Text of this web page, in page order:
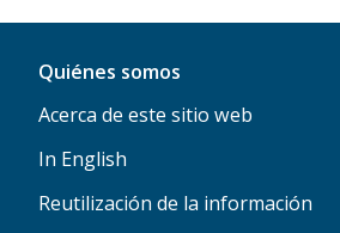
Quiénes somos
Acerca de este sitio web
In English
Reutilización de la información